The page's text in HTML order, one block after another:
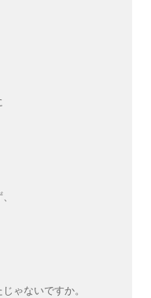
ゃないですか。